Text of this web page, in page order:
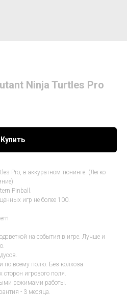
Ninja Turtles Pro
Купить
Pro, в аккуратном тюнинге. (Легко
Pinball.
игр не более 100.
на события в игре. Лучше и
по всему полю. Без колхоза.
сторон игрового поля.
режимами работы.
- 3 месяца.